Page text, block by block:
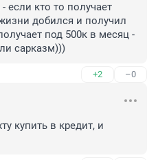
если кто то получает
добился и получил
под 500к в месяц -
сарказм)))
+2 –0
купить в кредит, и